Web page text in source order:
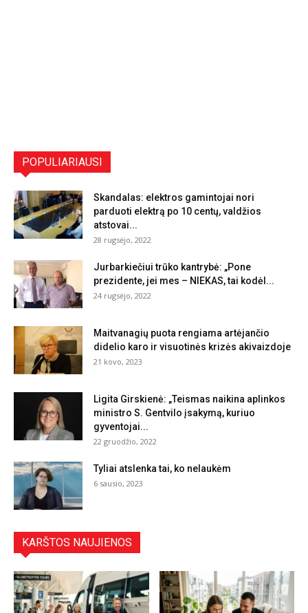
POPULIARIAUSI
Skandalas: elektros gamintojai nori
parduoti elektrą po 10 centų, valdžios
atstovai...
28 rugsėjo, 2022
Jurbarkiečiui trūko kantrybė: „Pone
prezidente, jei mes – NIEKAS, tai kodėl...
24 rugsėjo, 2022
Maitvanagių puota rengiama artėjančio
didelio karo ir visuotinės krizės akivaizdoje
21 kovo, 2023
Ligita Girskienė: „Teismas naikina aplinkos
ministro S. Gentvilo įsakymą, kuriuo
gyventojai...
22 gruodžio, 2022
Tyliai atslenka tai, ko nelaukėm
6 sausio, 2023
KARŠTOS NAUJIENOS